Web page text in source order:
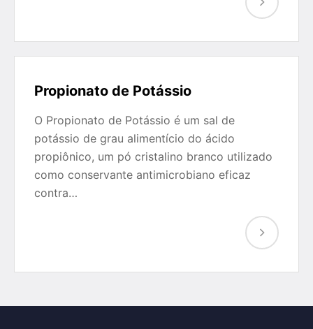
Propionato de Potássio
O Propionato de Potássio é um sal de
potássio de grau alimentício do ácido
propiônico, um pó cristalino branco utilizado
como conservante antimicrobiano eficaz
contra…